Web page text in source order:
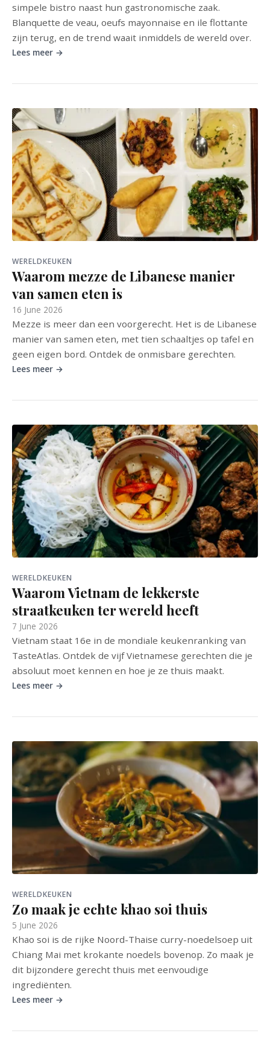
simpele bistro naast hun gastronomische zaak.
Blanquette de veau, oeufs mayonnaise en ile flottante
zijn terug, en de trend waait inmiddels de wereld over.
Lees meer →
WERELDKEUKEN
Waarom mezze de Libanese manier
van samen eten is
16 June 2026
Mezze is meer dan een voorgerecht. Het is de Libanese
manier van samen eten, met tien schaaltjes op tafel en
geen eigen bord. Ontdek de onmisbare gerechten.
Lees meer →
WERELDKEUKEN
Waarom Vietnam de lekkerste
straatkeuken ter wereld heeft
7 June 2026
Vietnam staat 16e in de mondiale keukenranking van
TasteAtlas. Ontdek de vijf Vietnamese gerechten die je
absoluut moet kennen en hoe je ze thuis maakt.
Lees meer →
WERELDKEUKEN
Zo maak je echte khao soi thuis
5 June 2026
Khao soi is de rijke Noord-Thaise curry-noedelsoep uit
Chiang Mai met krokante noedels bovenop. Zo maak je
dit bijzondere gerecht thuis met eenvoudige
ingrediënten.
Lees meer →